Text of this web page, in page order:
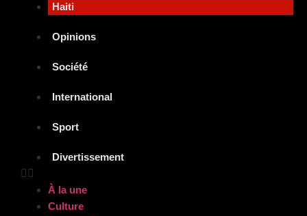
Haiti
Opinions
Société
International
Sport
Divertissement
À la une
Culture